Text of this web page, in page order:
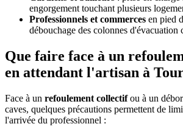
engorgement touchant plusieurs
Professionnels et commerces en pied
débouchage des colonnes d'évacuation
Que faire face à un
en attendant l'artisan à
Face à un refoulement collectifou à un
caves, quelques précautions permettent de
l'arrivée du professionnel :